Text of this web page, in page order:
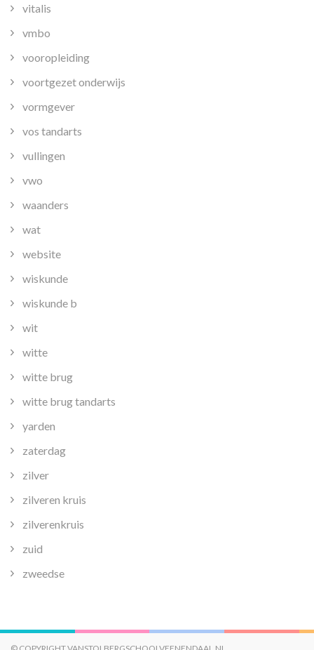
vitalis
vmbo
vooropleiding
voortgezet onderwijs
vormgever
vos tandarts
vullingen
vwo
waanders
wat
website
wiskunde
wiskunde b
wit
witte
witte brug
witte brug tandarts
yarden
zaterdag
zilver
zilveren kruis
zilverenkruis
zuid
zweedse